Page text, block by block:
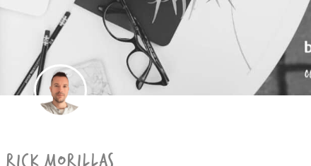
RICK MORILLAS